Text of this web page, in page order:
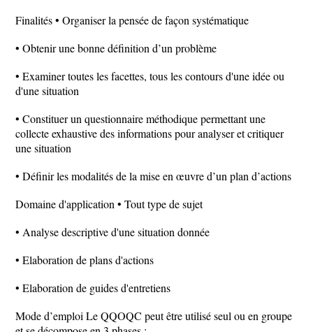
Finalités • Organiser la pensée de façon systématique
• Obtenir une bonne définition d’un problème
• Examiner toutes les facettes, tous les contours d'une idée ou
d'une situation
• Constituer un questionnaire méthodique permettant une
collecte exhaustive des informations pour analyser et critiquer
une situation
• Définir les modalités de la mise en œuvre d’un plan d’actions
Domaine d'application • Tout type de sujet
• Analyse descriptive d'une situation donnée
• Elaboration de plans d'actions
• Elaboration de guides d'entretiens
Mode d’emploi Le QQOQC peut être utilisé seul ou en groupe